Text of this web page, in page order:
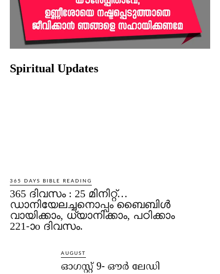
Spiritual Updates
365 DAYS BIBLE READING
365 ദിവസം : 25 മിനിറ്റ്…
ഡാനിയേലച്ചനൊപ്പം ബൈബിൾ
വായിക്കാം, ധ്യാനിക്കാം, പഠിക്കാം
221-ാo ദിവസം.
AUGUST
ഓഗസ്റ്റ് 9- ഔര്‍ ലേഡി